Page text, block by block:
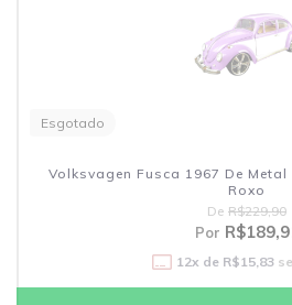
Esgotado
Volksvagen Fusca 1967 De
Roxo
De R$229,90
Por
12x de R$15,83